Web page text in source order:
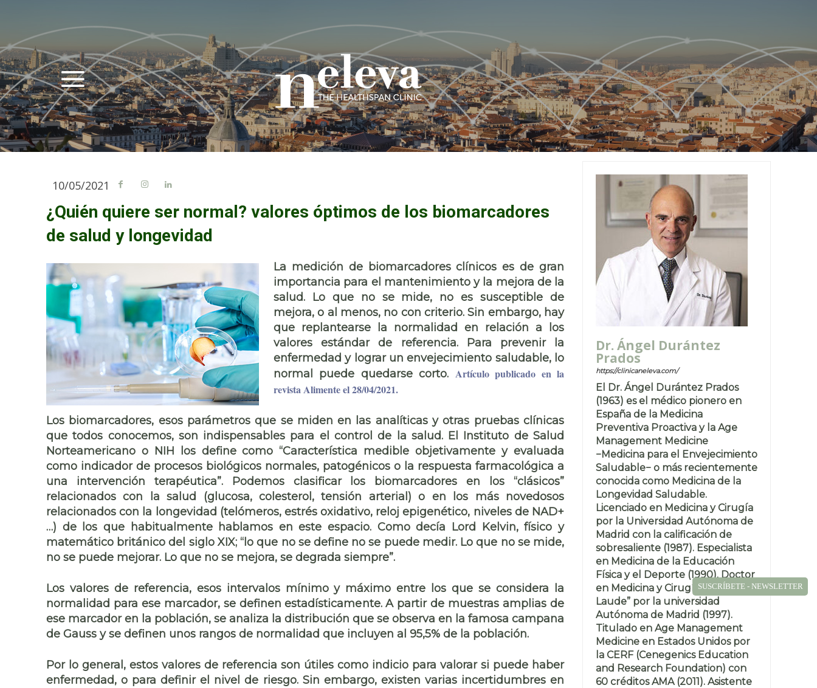
10/05/2021
¿Quién quiere ser normal? valores óptimos de los biomarcadores
de salud y longevidad
La medición de biomarcadores clínicos es de gran
importancia para el mantenimiento y la mejora de la
salud. Lo que no se mide, no es susceptible de
mejora, o al menos, no con criterio. Sin embargo, hay
que replantearse la normalidad en relación a los
valores estándar de referencia. Para prevenir la
enfermedad y lograr un envejecimiento saludable, lo
normal puede quedarse corto. Artículo publicado en la
revista Alimente el 28/04/2021.
Los biomarcadores, esos parámetros que se miden en las analíticas y otras pruebas clínicas
que todos conocemos, son indispensables para el control de la salud. El Instituto de Salud
Norteamericano o NIH los define como “Característica medible objetivamente y evaluada
como indicador de procesos biológicos normales, patogénicos o la respuesta farmacológica a
una intervención terapéutica”. Podemos clasificar los biomarcadores en los “clásicos”
relacionados con la salud (glucosa, colesterol, tensión arterial) o en los más novedosos
relacionados con la longevidad (telómeros, estrés oxidativo, reloj epigenético, niveles de NAD+
…) de los que habitualmente hablamos en este espacio. Como decía Lord Kelvin, físico y
matemático británico del siglo XIX; “lo que no se define no se puede medir. Lo que no se mide,
no se puede mejorar. Lo que no se mejora, se degrada siempre”.
Los valores de referencia, esos intervalos mínimo y máximo entre los que se considera la
normalidad para ese marcador, se definen estadísticamente. A partir de muestras amplias de
ese marcador en la población, se analiza la distribución que se observa en la famosa campana
de Gauss y se definen unos rangos de normalidad que incluyen al 95,5% de la población.
Por lo general, estos valores de referencia son útiles como indicio para valorar si puede haber
enfermedad, o para definir el nivel de riesgo. Sin embargo, existen varias incertidumbres en
Dr. Ángel Durántez
Prados
https://clinicaneleva.com/
El Dr. Ángel Durántez Prados
(1963) es el médico pionero en
España de la Medicina
Preventiva Proactiva y la Age
Management Medicine
−Medicina para el Envejecimiento
Saludable− o más recientemente
conocida como Medicina de la
Longevidad Saludable.
Licenciado en Medicina y Cirugía
por la Universidad Autónoma de
Madrid con la calificación de
sobresaliente (1987). Especialista
en Medicina de la Educación
Física y el Deporte (1990). Doctor
en Medicina y Cirugía “Cum
Laude” por la universidad
Autónoma de Madrid (1997).
Titulado en Age Management
Medicine en Estados Unidos por
la CERF (Cenegenics Education
and Research Foundation) con
60 créditos AMA (2011). Asistente
SUSCRÍBETE - NEWSLETTER